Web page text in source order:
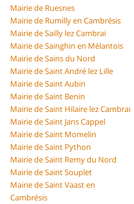
Mairie de Ruesnes
Mairie de Rumilly en Cambrésis
Mairie de Sailly lez Cambrai
Mairie de Sainghin en Mélantois
Mairie de Sains du Nord
Mairie de Saint André lez Lille
Mairie de Saint Aubin
Mairie de Saint Benin
Mairie de Saint Hilaire lez Cambrai
Mairie de Saint Jans Cappel
Mairie de Saint Momelin
Mairie de Saint Python
Mairie de Saint Remy du Nord
Mairie de Saint Souplet
Mairie de Saint Vaast en
Cambrésis